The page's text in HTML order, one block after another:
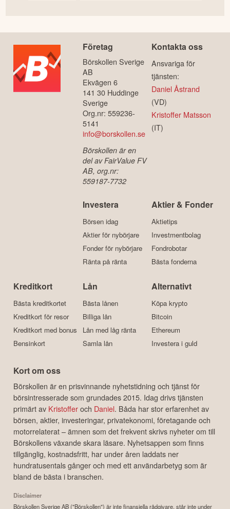
Företag
Börskollen Sverige
AB
Ekvägen 6
141 30 Huddinge
Sverige
Org.nr: 559236-
5141
info@borskollen.se
Börskollen är en
del av FairValue FV
AB, org.nr:
559187-7732
Kontakta oss
Ansvariga för
tjänsten:
Daniel Åstrand
(VD)
Kristoffer Matsson
(IT)
Investera
Börsen idag
Aktier för nybörjare
Fonder för nybörjare
Ränta på ränta
Aktier & Fonder
Aktietips
Investmentbolag
Fondrobotar
Bästa fonderna
Kreditkort
Bästa kreditkortet
Kreditkort för resor
Kreditkort med bonus
Bensinkort
Lån
Bästa lånen
Billiga lån
Lån med låg ränta
Samla lån
Alternativt
Köpa krypto
Bitcoin
Ethereum
Investera i guld
Kort om oss
Börskollen är en prisvinnande nyhetstidning och tjänst för
börsintresserade som grundades 2015. Idag drivs tjänsten
primärt av Kristofferoch Daniel. Båda har stor erfarenhet av
börsen, aktier, investeringar, privatekonomi, företagande och
motorrelaterat – ämnen som det frekvent skrivs nyheter om till
Börskollens växande skara läsare. Nyhetsappen som finns
tillgänglig, kostnadsfritt, har under åren laddats ner
hundratusentals gånger och med ett användarbetyg som är
bland de bästa i branschen.
Disclaimer
Börskollen Sverige AB ("Börskollen") är inte finansiella rådgivare, står inte under